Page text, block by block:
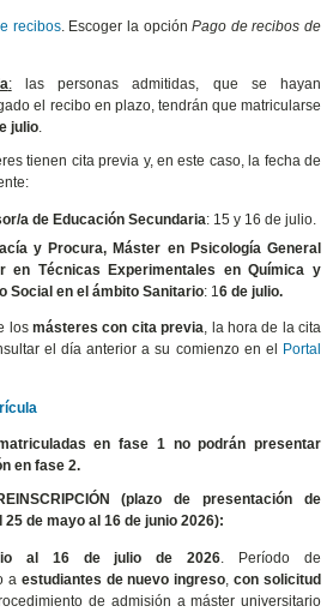
recibos. Escoger la opciónPago de recibos de
:las personas admitidas, que se hayan
el recibo en plazo, tendrán que matricularse
julio.
tienen cita previa y, en este caso, la fecha de
a de Educación Secundaria: 15 y 16 de julio.
y Procura, Máster en Psicología General
en Técnicas Experimentales en Química y
Social en el ámbito Sanitario: 16 de julio.
los másteres con cita previa, la hora de la cita
el día anterior a su comienzo en el
Portal
en fase 1 no podrán presentar
en fase 2.
(plazo de presentación de
de mayo al 16 de junio 2026):
al 16 de julio de 2026. Período de
a estudiantes de nuevo ingreso,con solicitud
de admisión a máster universitario